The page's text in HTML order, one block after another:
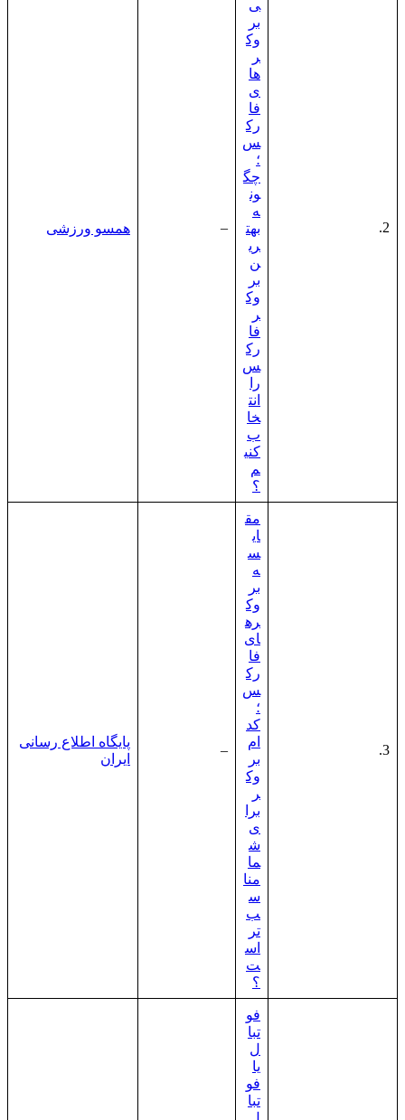
2.
ی
بر
وک
ر
ها
ی
فا
رک
س
؛
چگ
ون
ه
بهت
ری
ن
بر
وک
ر
فا
رک
س
را
انت
خا
ب
کنی
م
؟
– همسو ورزشی
3.
مق
ای
س
ه
بر
وک
ره
ای
فا
رک
س
؛
کد
ام
بر
وک
ر
برا
ی
ش
ما
منا
س
ب‌
تر
اس
ت
؟
–
پایگاه اطلاع رسانی
ایران
فو
تبا
ل
یا
فو
تبا